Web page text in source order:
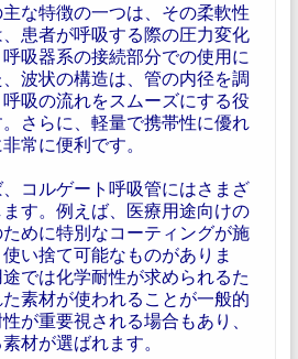
な特徴の一つは、その柔軟性
患者が呼吸する際の圧力変化
吸器系の接続部分での使用に
波状の構造は、管の内径を調
吸の流れをスムーズにする役
さらに、軽量で携帯性に優れ
常に便利です。
コルゲート呼吸管にはさまざ
す。例えば、医療用途向けの
めに特別なコーティングが施
い捨て可能なものがありま
では化学耐性が求められるた
素材が使われることが一般的
が重要視される場合もあり、
材が選ばれます。